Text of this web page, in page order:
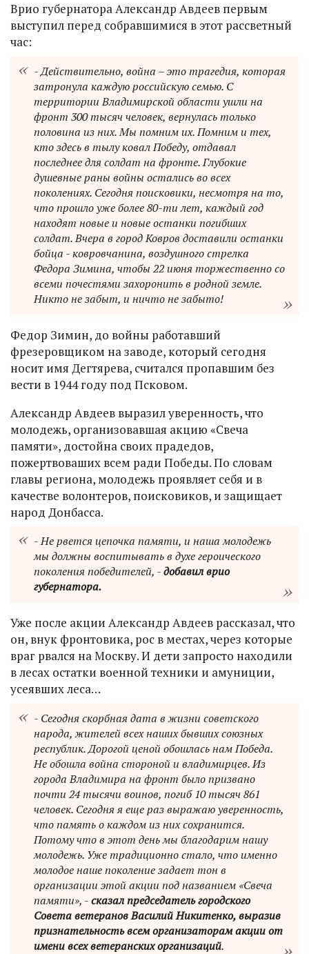
Врио губернатора Александр Авдеев первым
выступил перед собравшимися в этот рассветный
час:
- Действительно, война – это трагедия, которая
затронула каждую российскую семью. С
территории Владимирской области ушли на
фронт 300 тысяч человек, вернулась только
половина из них. Мы помним их. Помним и тех,
кто здесь в тылу ковал Победу, отдавал
последнее для солдат на фронте. Глубокие
душевные раны войны остались во всех
поколениях. Сегодня поисковики, несмотря на то,
что прошло уже более 80-ти лет, каждый год
находят новые и новые останки погибших
солдат. Вчера в город Ковров доставили останки
бойца - ковровчанина, воздушного стрелка
Федора Зимина, чтобы 22 июня торжественно со
всеми почестями захоронить в родной земле.
Никто не забыт, и ничто не забыто!
Федор Зимин, до войны работавший
фрезеровщиком на заводе, который сегодня
носит имя Дегтярева, считался пропавшим без
вести в 1944 году под Псковом.
Александр Авдеев выразил уверенность, что
молодежь, организовавшая акцию «Свеча
памяти», достойна своих прадедов,
пожертвоваших всем ради Победы. По словам
главы региона, молодежь проявляет себя и в
качестве волонтеров, поисковиков, и защищает
народ Донбасса.
- Не рвется цепочка памяти, и наша молодежь
мы должны воспитывать в духе героического
поколения победителей, -добавил врио
губернатора.
Уже после акции Александр Авдеев рассказал, что
он, внук фронтовика, рос в местах, через которые
враг рвался на Москву. И дети запросто находили
в лесах остатки военной техники и амуниции,
усеявших леса…
- Сегодня скорбная дата в жизни советского
народа, жителей всех наших бывших союзных
республик. Дорогой ценой обошлась нам Победа.
Не обошла война стороной и владимирцев. Из
города Владимира на фронт было призвано
почти 24 тысячи воинов, погиб 10 тысяч 861
человек. Сегодня я еще раз выражаю уверенность,
что память о каждом из них сохранится.
Потому что в этот день мы благодарим нашу
молодежь. Уже традиционно стало, что именно
молодое наше поколение задает тон в
организации этой акции под названием «Свеча
памяти», -сказал председатель городского
Совета ветеранов Василий Никитенко, выразив
признательность всем организаторам акции от
имени всех ветеранских организаций.